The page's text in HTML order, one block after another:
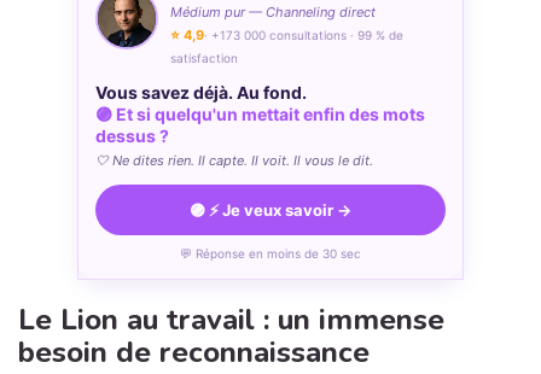
Médium pur — Channeling direct
⭐ 4,9· +173 000 consultations · 99 % de
satisfaction
Vous savez déjà. Au fond.
🟣 Et si quelqu'un mettait enfin des mots
dessus ?
🤍 Ne dites rien. Il capte. Il voit. Il vous le dit.
🟣 ⚡ Je veux savoir →
💬 Réponse en moins de 30 sec
Le Lion au travail : un immense
besoin de reconnaissance